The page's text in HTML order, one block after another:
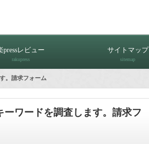
pressレビュー
rakupress
サイトマップ
sitemap
。請求フォーム
ワードを調査します。請求フ